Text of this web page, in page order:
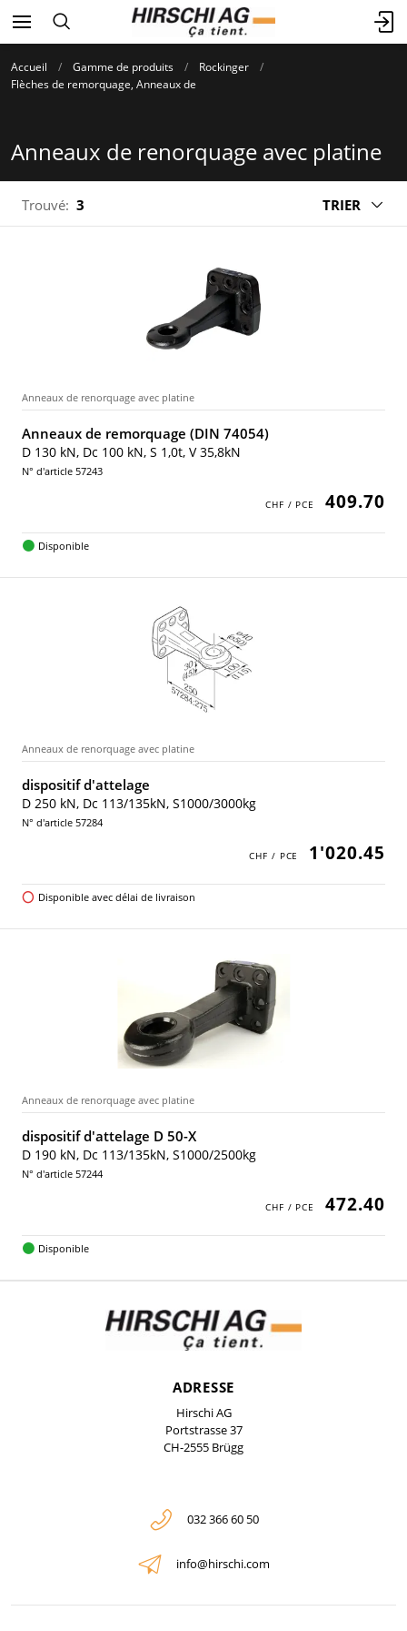
Accueil Gamme de produits
Rockinger
Flèches de remorquage, Anneaux de
Anneaux de renorquage avec platine
Trouvé: 3 TRIER
Anneaux de renorquage avec platine
Anneaux de remorquage (DIN 74054)
D 130 kN, Dc 100 kN, S 1,0t, V 35,8kN
N° d'article 57243
409.70
Disponible
Anneaux de renorquage avec platine
dispositif d'attelage
D 250 kN, Dc 113/135kN, S1000/3000kg
N° d'article 57284
1'020.45
Disponible avec délai de livraison
Anneaux de renorquage avec platine
dispositif d'attelage D 50-X
D 190 kN, Dc 113/135kN, S1000/2500kg
N° d'article 57244
472.40
Disponible
ADRESSE
Hirschi AG
Portstrasse 37
CH-2555 Brügg
032 366 60 50
info@hirschi.com